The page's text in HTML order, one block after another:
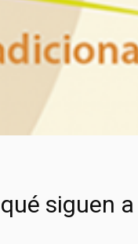
siguen a